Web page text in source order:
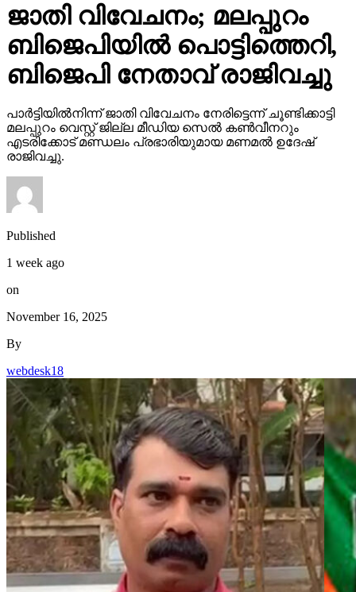
ജാതി വിവേചനം; മലപ്പുറം
ബിജെപിയില്‍ പൊട്ടിത്തെറി,
ബിജെപി നേതാവ് രാജിവച്ചു
പാര്‍ട്ടിയില്‍നിന്ന് ജാതി വിവേചനം നേരിട്ടെന്ന് ചൂണ്ടിക്കാട്ടി
മലപ്പുറം വെസ്റ്റ് ജില്ല മീഡിയ സെല്‍ കണ്‍വീനറും
എടരിക്കോട് മണ്ഡലം പ്രഭാരിയുമായ മണമല്‍ ഉദേഷ്
രാജിവച്ചു.
Published
1 week ago
on
November 16, 2025
By
webdesk18